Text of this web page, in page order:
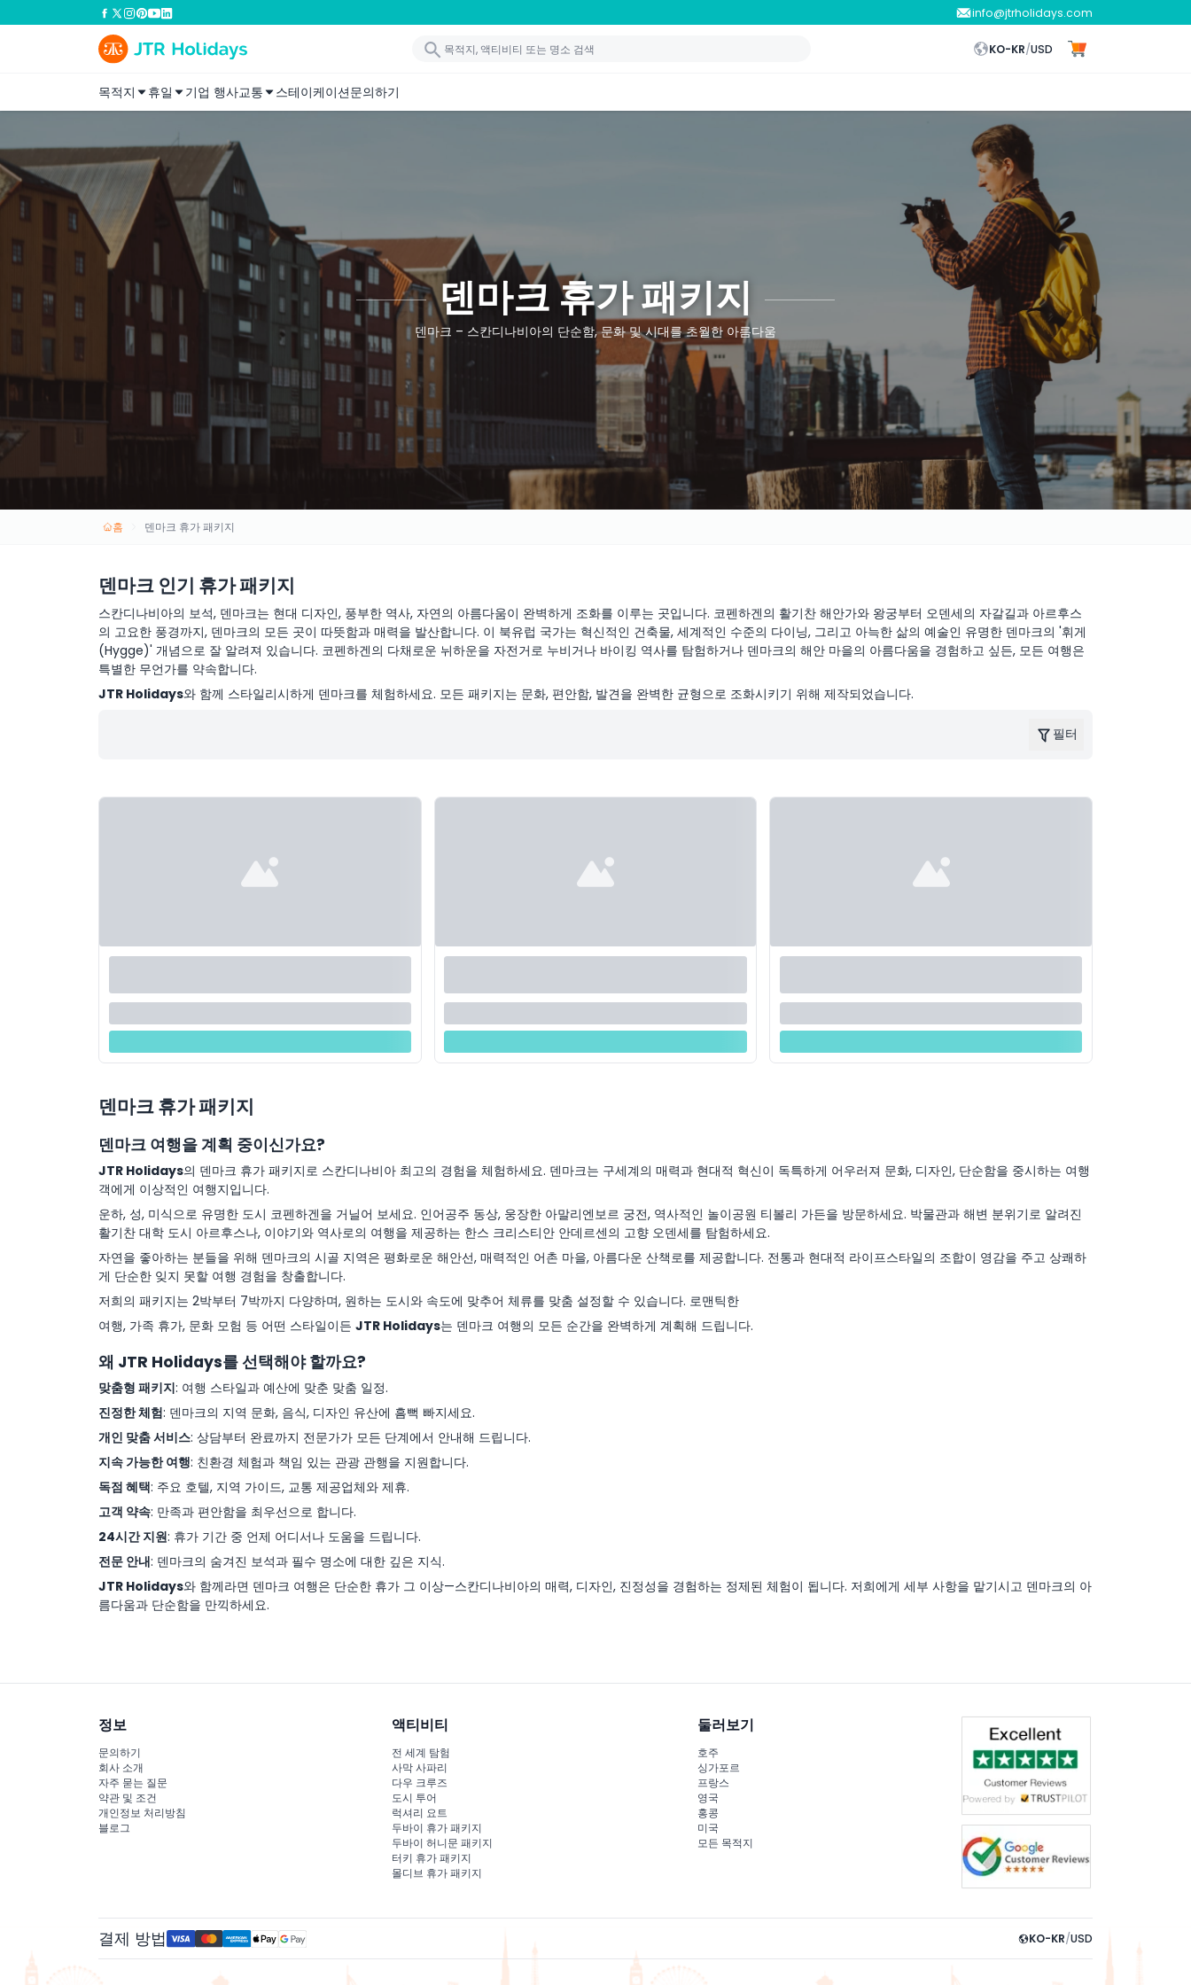
info@jtrholidays.com
KO-KR/USD
목적지 휴일 기업 행사교통 스테이케이션문의하기
덴마크 휴가 패키지
덴마크 – 스칸디나비아의 단순함, 문화 및 시대를 초월한 아름다움
홈 덴마크 휴가 패키지
덴마크 인기 휴가 패키지
스칸디나비아의 보석, 덴마크는 현대 디자인, 풍부한 역사, 자연의 아름다움이 완벽하게 조화를 이루는 곳입니다. 코펜하겐의 활기찬 해안가와 왕궁부터 오덴세의 자갈길과 아르후스
의 고요한 풍경까지, 덴마크의 모든 곳이 따뜻함과 매력을 발산합니다. 이 북유럽 국가는 혁신적인 건축물, 세계적인 수준의 다이닝, 그리고 아늑한 삶의 예술인 유명한 덴마크의 '휘게
(Hygge)' 개념으로 잘 알려져 있습니다. 코펜하겐의 다채로운 뉘하운을 자전거로 누비거나 바이킹 역사를 탐험하거나 덴마크의 해안 마을의 아름다움을 경험하고 싶든, 모든 여행은
특별한 무언가를 약속합니다.
JTR Holidays와 함께 스타일리시하게 덴마크를 체험하세요. 모든 패키지는 문화, 편안함, 발견을 완벽한 균형으로 조화시키기 위해 제작되었습니다.
필터
덴마크 휴가 패키지
덴마크 여행을 계획 중이신가요?
JTR Holidays의 덴마크 휴가 패키지로 스칸디나비아 최고의 경험을 체험하세요. 덴마크는 구세계의 매력과 현대적 혁신이 독특하게 어우러져 문화, 디자인, 단순함을 중시하는 여행
객에게 이상적인 여행지입니다.
운하, 성, 미식으로 유명한 도시 코펜하겐을 거닐어 보세요. 인어공주 동상, 웅장한 아말리엔보르 궁전, 역사적인 놀이공원 티볼리 가든을 방문하세요. 박물관과 해변 분위기로 알려진
활기찬 대학 도시 아르후스나, 이야기와 역사로의 여행을 제공하는 한스 크리스티안 안데르센의 고향 오덴세를 탐험하세요.
자연을 좋아하는 분들을 위해 덴마크의 시골 지역은 평화로운 해안선, 매력적인 어촌 마을, 아름다운 산책로를 제공합니다. 전통과 현대적 라이프스타일의 조합이 영감을 주고 상쾌하
게 단순한 잊지 못할 여행 경험을 창출합니다.
저희의 패키지는 2박부터 7박까지 다양하며, 원하는 도시와 속도에 맞추어 체류를 맞춤 설정할 수 있습니다. 로맨틱한
여행, 가족 휴가, 문화 모험 등 어떤 스타일이든 JTR Holidays는 덴마크 여행의 모든 순간을 완벽하게 계획해 드립니다.
왜 JTR Holidays를 선택해야 할까요?
맞춤형 패키지: 여행 스타일과 예산에 맞춘 맞춤 일정.
진정한 체험: 덴마크의 지역 문화, 음식, 디자인 유산에 흠뻑 빠지세요.
개인 맞춤 서비스: 상담부터 완료까지 전문가가 모든 단계에서 안내해 드립니다.
지속 가능한 여행: 친환경 체험과 책임 있는 관광 관행을 지원합니다.
독점 혜택: 주요 호텔, 지역 가이드, 교통 제공업체와 제휴.
고객 약속: 만족과 편안함을 최우선으로 합니다.
24시간 지원: 휴가 기간 중 언제 어디서나 도움을 드립니다.
전문 안내: 덴마크의 숨겨진 보석과 필수 명소에 대한 깊은 지식.
JTR Holidays와 함께라면 덴마크 여행은 단순한 휴가 그 이상—스칸디나비아의 매력, 디자인, 진정성을 경험하는 정제된 체험이 됩니다. 저희에게 세부 사항을 맡기시고 덴마크의 아
름다움과 단순함을 만끽하세요.
정보
문의하기
회사 소개
자주 묻는 질문
약관 및 조건
개인정보 처리방침
블로그
액티비티
전 세계 탐험
사막 사파리
다우 크루즈
도시 투어
럭셔리 요트
두바이 휴가 패키지
두바이 허니문 패키지
터키 휴가 패키지
몰디브 휴가 패키지
둘러보기
호주
싱가포르
프랑스
영국
홍콩
미국
모든 목적지
결제 방법 KO-KR/USD